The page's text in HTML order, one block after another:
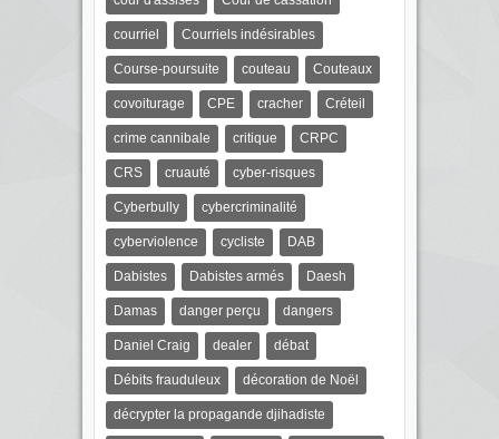
courriel Courriels indésirables
Course-poursuite couteau Couteaux
covoiturage CPE cracher Créteil
crime cannibale critique CRPC
CRS cruauté cyber-risques
Cyberbully cybercriminalité
cyberviolence cycliste DAB
Dabistes Dabistes armés Daesh
Damas danger perçu dangers
Daniel Craig dealer débat
Débits frauduleux décoration de Noël
décrypter la propagande djihadiste